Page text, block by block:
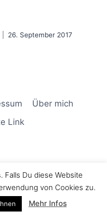
26. September 2017
Über mich
Link
Theme von
WP
Falls Du diese Website
von Cookies zu.
Mehr Infos